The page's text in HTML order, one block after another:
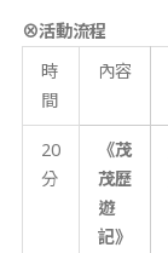
⊗活動流程
時
間
內容
20
分
《茂
茂歷
遊
記》